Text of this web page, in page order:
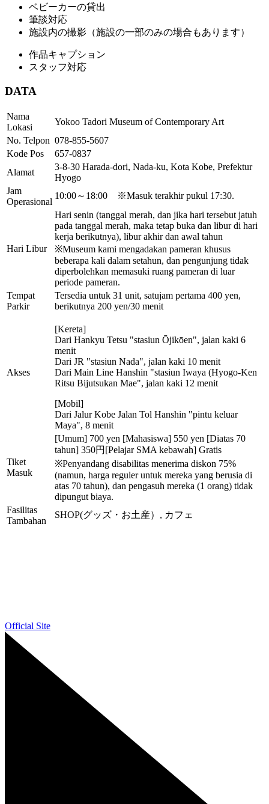
ベビーカーの貸出
筆談対応
施設内の撮影（施設の一部のみの場合もあります）
作品キャプション
スタッフ対応
DATA
Nama
Lokasi
Yokoo Tadori Museum of Contemporary Art
No. Telpon 078-855-5607
Kode Pos
657-0837
Alamat
3-8-30 Harada-dori, Nada-ku, Kota Kobe, Prefektur
Hyogo
Jam
Operasional
10:00～18:00 ※Masuk terakhir pukul 17:30.
Hari Libur
Hari senin (tanggal merah, dan jika hari tersebut jatuh
pada tanggal merah, maka tetap buka dan libur di hari
kerja berikutnya), libur akhir dan awal tahun
※Museum kami mengadakan pameran khusus
beberapa kali dalam setahun, dan pengunjung tidak
diperbolehkan memasuki ruang pameran di luar
periode pameran.
Tempat
Parkir
Tersedia untuk 31 unit, satujam pertama 400 yen,
berikutnya 200 yen/30 menit
Akses
[Kereta]
Dari Hankyu Tetsu "stasiun Ōjikōen", jalan kaki 6
menit
Dari JR "stasiun Nada", jalan kaki 10 menit
Dari Main Line Hanshin "stasiun Iwaya (Hyogo-Ken
Ritsu Bijutsukan Mae", jalan kaki 12 menit
[Mobil]
Dari Jalur Kobe Jalan Tol Hanshin "pintu keluar
Maya", 8 menit
Tiket
Masuk
[Umum] 700 yen [Mahasiswa] 550 yen [Diatas 70
tahun] 350円[Pelajar SMA kebawah] Gratis
※Penyandang disabilitas menerima diskon 75%
(namun, harga reguler untuk mereka yang berusia di
atas 70 tahun), dan pengasuh mereka (1 orang) tidak
dipungut biaya.
Fasilitas
Tambahan
SHOP(グッズ・お土産）, カフェ
Official Site